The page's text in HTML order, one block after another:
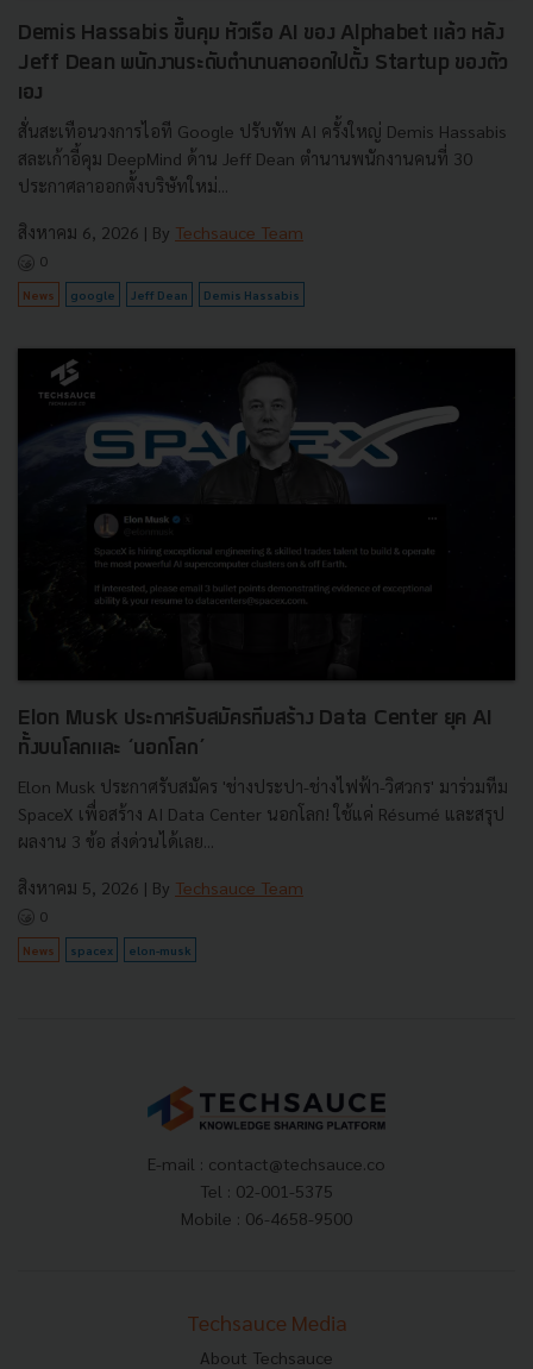
Demis Hassabis ขึ้นคุม หัวเรือ AI ของ Alphabet แล้ว หลัง
Jeff Dean พนักงานระดับตำนานลาออกไปตั้ง Startup ของตัว
เอง
สั่นสะเทือนวงการไอที Google ปรับทัพ AI ครั้งใหญ่ Demis Hassabis
สละเก้าอี้คุม DeepMind ด้าน Jeff Dean ตำนานพนักงานคนที่ 30
ประกาศลาออกตั้งบริษัทใหม่...
สิงหาคม 6, 2026 | By Techsauce Team
0
News google Jeff Dean Demis Hassabis
Elon Musk ประกาศรับสมัครทีมสร้าง Data Center ยุค AI
ทั้งบนโลกและ ‘นอกโลก’
Elon Musk ประกาศรับสมัคร 'ช่างประปา-ช่างไฟฟ้า-วิศวกร' มาร่วมทีม
SpaceX เพื่อสร้าง AI Data Center นอกโลก! ใช้แค่ Résumé และสรุป
ผลงาน 3 ข้อ ส่งด่วนได้เลย...
สิงหาคม 5, 2026 | By Techsauce Team
0
News spacex elon-musk
E-mail : contact@techsauce.co
Tel : 02-001-5375
Mobile : 06-4658-9500
Techsauce Media
About Techsauce